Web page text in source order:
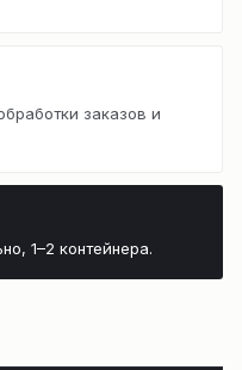
заказов и
1–2 контейнера.